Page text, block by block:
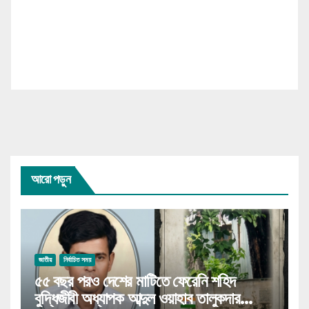
আরো পড়ুন
জাতীয় নির্বাচিত সময়
৫৫ বছর পরও দেশের মাটিতে ফেরেনি শহিদ
বুদ্ধিজীবী অধ্যাপক আব্দুল ওয়াহাব তালুকদার